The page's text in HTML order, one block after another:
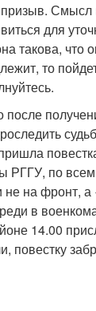
Смысл
для
такова, что
то
РГГУ, по
не на фронт,
в
14.00
повестку